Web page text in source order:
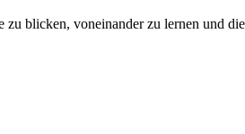
blicken, voneinander zu lernen und